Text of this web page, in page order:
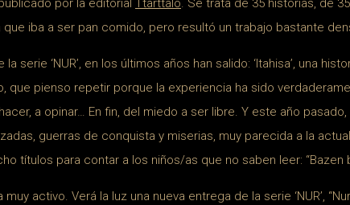
por la editorial Ttarttalo. Se trata de 35 historias, de
que iba a ser pan comido, pero resultó un trabajo bastante
serie ‘NUR’, en los últimos años han salido: ‘Itahisa’, una
que pienso repetir porque la experiencia ha sido
a opinar… En fin, del miedo a ser libre. Y este año
guerras de conquista y miserias, muy parecida a la
títulos para contar a los niños/as que no saben leer: “Bazen
activo. Verá la luz una nueva entrega de la serie ‘NUR’,